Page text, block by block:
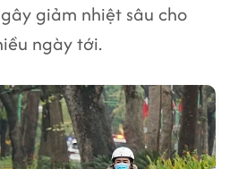
giảm nhiệt sâu cho
ngày tới.